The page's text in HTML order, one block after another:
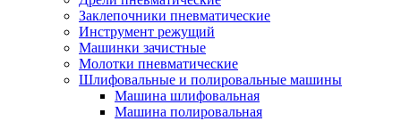
Заклепочники пневматические
Инструмент режущий
Машинки зачистные
Молотки пневматические
Шлифовальные и полировальные машины
Машина шлифовальная
Машина полировальная